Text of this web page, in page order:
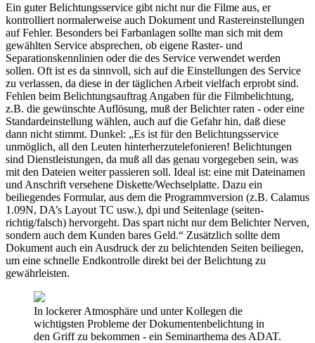
Ein guter Belichtungsservice gibt nicht nur die Filme aus, er
kontrolliert normalerweise auch Dokument und Rastereinstellungen
auf Fehler. Besonders bei Farbanlagen sollte man sich mit dem
gewählten Service absprechen, ob eigene Raster- und
Separationskennlinien oder die des Service verwendet werden
sollen. Oft ist es da sinnvoll, sich auf die Einstellungen des Service
zu verlassen, da diese in der täglichen Arbeit vielfach erprobt sind.
Fehlen beim Belichtungsauftrag Angaben für die Filmbelichtung,
z.B. die gewünschte Auflösung, muß der Belichter raten - oder eine
Standardeinstellung wählen, auch auf die Gefahr hin, daß diese
dann nicht stimmt. Dunkel: „Es ist für den Belichtungsservice
unmöglich, all den Leuten hinterherzutelefonieren! Belichtungen
sind Dienstleistungen, da muß all das genau vorgegeben sein, was
mit den Dateien weiter passieren soll. Ideal ist: eine mit Dateinamen
und Anschrift versehene Diskette/Wechselplatte. Dazu ein
beiliegendes Formular, aus dem die Programmversion (z.B. Calamus
1.09N, DA’s Layout TC usw.), dpi und Seitenlage (seiten-
richtig/falsch) hervorgeht. Das spart nicht nur dem Belichter Nerven,
sondern auch dem Kunden bares Geld.“ Zusätzlich sollte dem
Dokument auch ein Ausdruck der zu belichtenden Seiten beiliegen,
um eine schnelle Endkontrolle direkt bei der Belichtung zu
gewährleisten.
In lockerer Atmosphäre und unter Kollegen die
wichtigsten Probleme der Dokumentenbelichtung in
den Griff zu bekommen - ein Seminarthema des ADAT.